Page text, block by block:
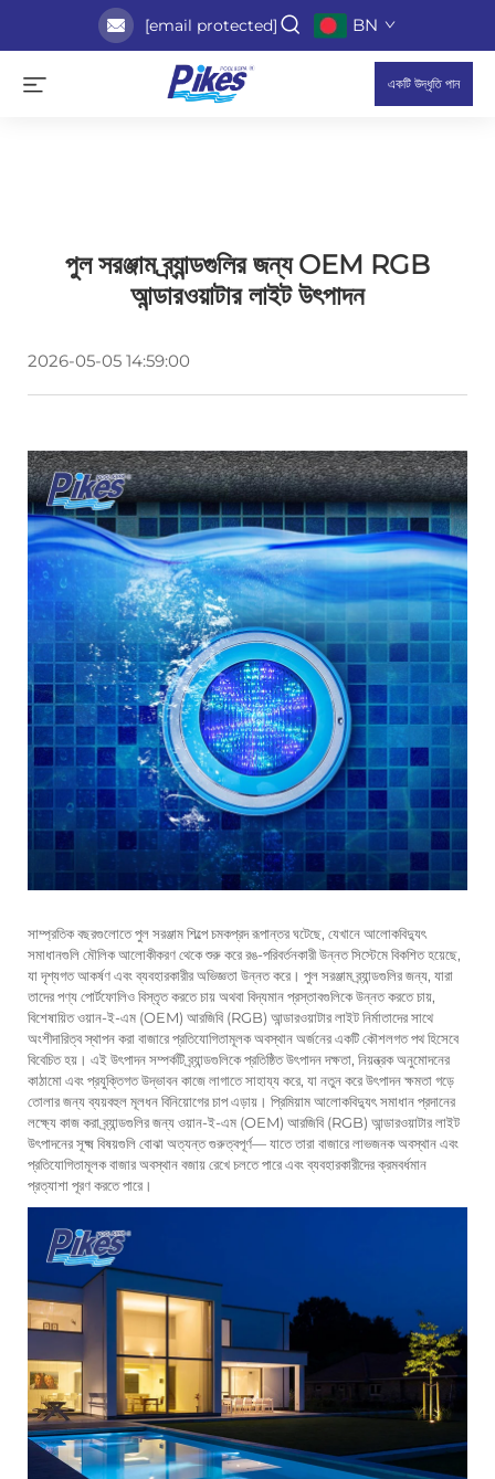
[email protected] BN
একটি উদ্ধৃতি পান
পুল সরঞ্জাম ব্র্যান্ডগুলির জন্য OEM RGB
আন্ডারওয়াটার লাইট উৎপাদন
2026-05-05 14:59:00
সাম্প্রতিক বছরগুলোতে পুল সরঞ্জাম শিল্পে চমকপ্রদ রূপান্তর ঘটেছে, যেখানে আলোকবিদ্যুৎ
সমাধানগুলি মৌলিক আলোকীকরণ থেকে শুরু করে রঙ-পরিবর্তনকারী উন্নত সিস্টেমে বিকশিত হয়েছে,
যা দৃশ্যগত আকর্ষণ এবং ব্যবহারকারীর অভিজ্ঞতা উন্নত করে। পুল সরঞ্জাম ব্র্যান্ডগুলির জন্য, যারা
তাদের পণ্য পোর্টফোলিও বিস্তৃত করতে চায় অথবা বিদ্যমান প্রস্তাবগুলিকে উন্নত করতে চায়,
বিশেষায়িত ওয়ান-ই-এম (OEM) আরজিবি (RGB) আন্ডারওয়াটার লাইট নির্মাতাদের সাথে
অংশীদারিত্ব স্থাপন করা বাজারে প্রতিযোগিতামূলক অবস্থান অর্জনের একটি কৌশলগত পথ হিসেবে
বিবেচিত হয়। এই উৎপাদন সম্পর্কটি ব্র্যান্ডগুলিকে প্রতিষ্ঠিত উৎপাদন দক্ষতা, নিয়ন্ত্রক অনুমোদনের
কাঠামো এবং প্রযুক্তিগত উদ্ভাবন কাজে লাগাতে সাহায্য করে, যা নতুন করে উৎপাদন ক্ষমতা গড়ে
তোলার জন্য ব্যয়বহুল মূলধন বিনিয়োগের চাপ এড়ায়। প্রিমিয়াম আলোকবিদ্যুৎ সমাধান প্রদানের
লক্ষ্যে কাজ করা ব্র্যান্ডগুলির জন্য ওয়ান-ই-এম (OEM) আরজিবি (RGB) আন্ডারওয়াটার লাইট
উৎপাদনের সূক্ষ্ম বিষয়গুলি বোঝা অত্যন্ত গুরুত্বপূর্ণ— যাতে তারা বাজারে লাভজনক অবস্থান এবং
প্রতিযোগিতামূলক বাজার অবস্থান বজায় রেখে চলতে পারে এবং ব্যবহারকারীদের ক্রমবর্ধমান
প্রত্যাশা পূরণ করতে পারে।